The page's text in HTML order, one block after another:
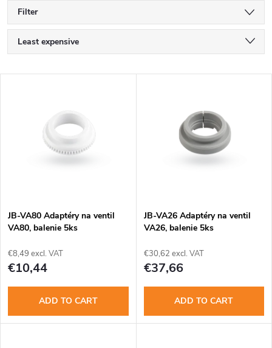
Filter
P
r
t
s
o
r
Least expensive
Alphabetically
o
f
p
o
JB-VA80 Adaptéry na ventil
VA80, balenie 5ks
€8,49 excl. VAT
€10,44
ADD TO CART
JB-VA26 Adaptéry na ventil
VA26, balenie 5ks
€30,62 excl. VAT
€37,66
ADD TO CART